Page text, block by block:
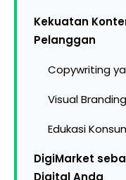
Kekuatan
Pelanggan
Copywriting
Visual
Edukasi
DigiMarket
Digital Anda